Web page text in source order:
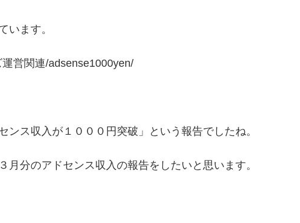
います。
営関連/adsense1000yen/
ンス収入が１０００円突破」という報告でしたね。
月分のアドセンス収入の報告をしたいと思います。